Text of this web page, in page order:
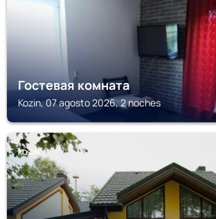
Гостевая комната
Kozin, 07 agosto 2026, 2 noches
KOZIN